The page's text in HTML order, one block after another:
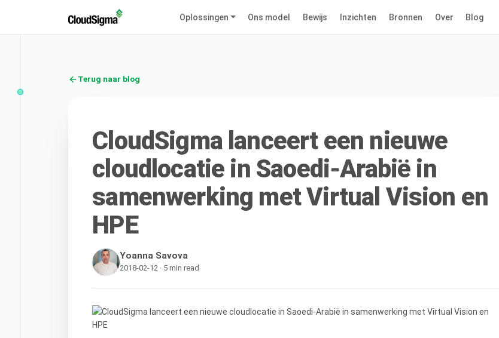
Oplossingen Ons model Bewijs Inzichten Bronnen Over Blog
Terug naar blog
CloudSigma lanceert een nieuwe
cloudlocatie in Saoedi-Arabië in
samenwerking met Virtual Vision en
HPE
Yoanna Savova
2018-02-12 · 5 min read